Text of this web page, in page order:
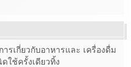
รเกี่ยวกับอาหารและ เครื่องดื่ม
ใช้ครั้งเดียวทิ้ง